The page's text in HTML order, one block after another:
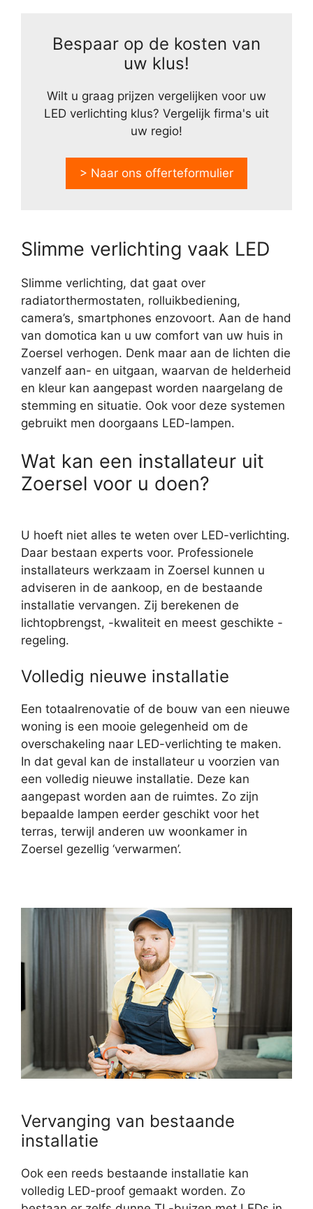
Bespaar op de kosten van
uw klus!
Wilt u graag prijzen vergelijken voor uw
LED verlichting klus? Vergelijk firma's uit
uw regio!
> Naar ons offerteformulier
Slimme verlichting vaak LED
Slimme verlichting, dat gaat over
radiatorthermostaten, rolluikbediening,
camera’s, smartphones enzovoort. Aan de hand
van domotica kan u uw comfort van uw huis in
Zoersel verhogen. Denk maar aan de lichten die
vanzelf aan- en uitgaan, waarvan de helderheid
en kleur kan aangepast worden naargelang de
stemming en situatie. Ook voor deze systemen
gebruikt men doorgaans LED-lampen.
Wat kan een installateur uit
Zoersel voor u doen?
U hoeft niet alles te weten over LED-verlichting.
Daar bestaan experts voor. Professionele
installateurs werkzaam in Zoersel kunnen u
adviseren in de aankoop, en de bestaande
installatie vervangen. Zij berekenen de
lichtopbrengst, -kwaliteit en meest geschikte -
regeling.
Volledig nieuwe installatie
Een totaalrenovatie of de bouw van een nieuwe
woning is een mooie gelegenheid om de
overschakeling naar LED-verlichting te maken.
In dat geval kan de installateur u voorzien van
een volledig nieuwe installatie. Deze kan
aangepast worden aan de ruimtes. Zo zijn
bepaalde lampen eerder geschikt voor het
terras, terwijl anderen uw woonkamer in
Zoersel gezellig ‘verwarmen’.
Vervanging van bestaande
installatie
Ook een reeds bestaande installatie kan
volledig LED-proof gemaakt worden. Zo